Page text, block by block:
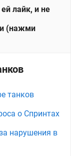
лайк, и не
(нажми
танков
о Спринтах
нарушения в